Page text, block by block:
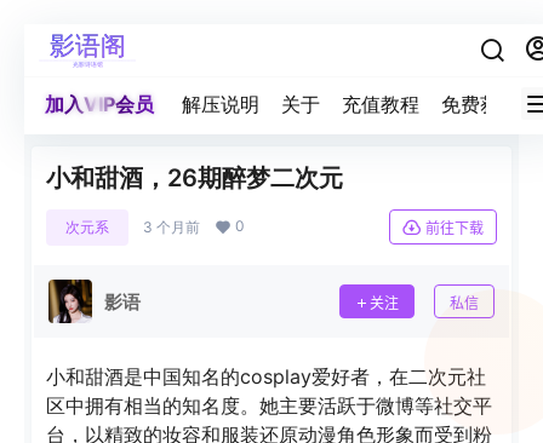
加入VIP会员 解压说明 关于 充值教程 免费获取积
小和甜酒，26期醉梦二次元
次元系 3 个月前 0 前往下载
影语 关注 私信
小和甜酒是中国知名的cosplay爱好者，在二次元社
区中拥有相当的知名度。她主要活跃于微博等社交平
台，以精致的妆容和服装还原动漫角色形象而受到粉